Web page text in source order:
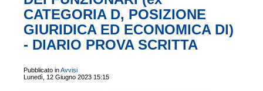
CATEGORIA D, POSIZIONE
GIURIDICA ED ECONOMICA Dl)
- DIARIO PROVA SCRITTA
Pubblicato inAvvisi
Lunedì, 12 Giugno 2023 15:15